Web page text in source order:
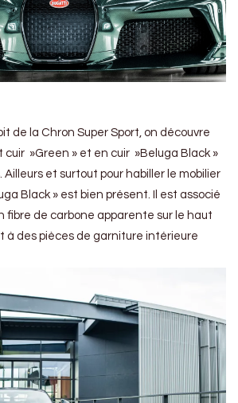
de la Chron Super Sport, on découvre
»Green » et en cuir »Beluga Black »
Ailleurs et surtout pour habiller le mobilier
Black » est bien présent. Il est associé
fibre de carbone apparente sur le haut
à des pièces de garniture intérieure